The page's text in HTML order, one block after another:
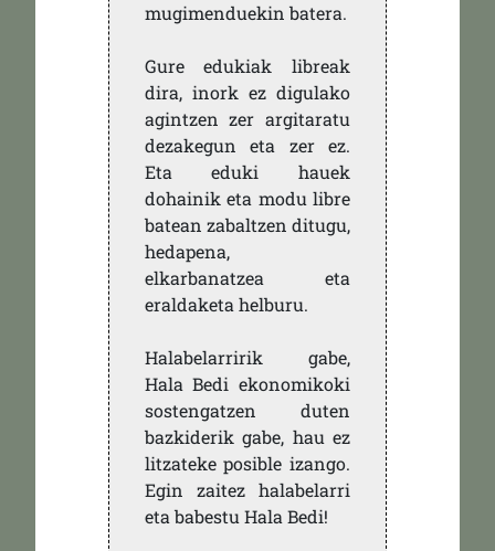
mugimenduekin batera.
Gure edukiak libreak
dira, inork ez digulako
agintzen zer argitaratu
dezakegun eta zer ez.
Eta eduki hauek
dohainik eta modu libre
batean zabaltzen ditugu,
hedapena,
elkarbanatzea eta
eraldaketa helburu.
Halabelarririk gabe,
Hala Bedi ekonomikoki
sostengatzen duten
bazkiderik gabe, hau ez
litzateke posible izango.
Egin zaitez halabelarri
eta babestu Hala Bedi!